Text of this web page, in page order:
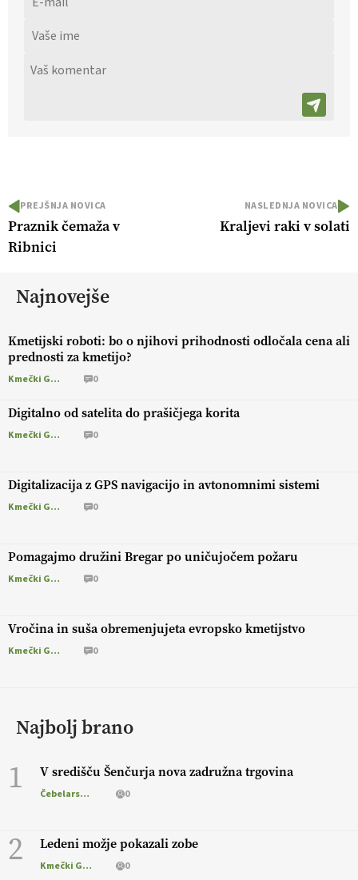
PREJŠNJA NOVICA
Praznik čemaža v
Ribnici
NASLEDNJA NOVICA
Kraljevi raki v solati
Najnovejše
Kmetijski roboti: bo o njihovi prihodnosti odločala cena ali
prednosti za kmetijo?
Kmečki Glas 0
Digitalno od satelita do prašičjega korita
Kmečki Glas 0
Digitalizacija z GPS navigacijo in avtonomnimi sistemi
Kmečki Glas 0
Pomagajmo družini Bregar po uničujočem požaru
Kmečki Glas 0
Vročina in suša obremenjujeta evropsko kmetijstvo
Kmečki Glas 0
Najbolj brano
1 V središču Šenčurja nova zadružna trgovina
Čebelarstvo 0
2 Ledeni možje pokazali zobe
Kmečki Glas 0